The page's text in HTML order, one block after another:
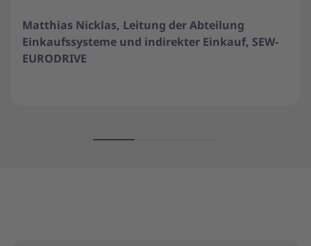
Matthias Nicklas, Leitung der Abteilung
Einkaufssysteme und indirekter Einkauf, SEW-
EURODRIVE